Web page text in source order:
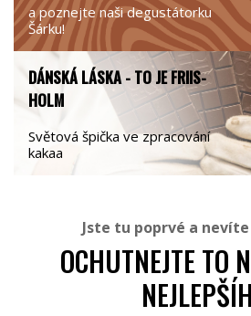
a poznejte naši degustátorku
Šárku!
DÁNSKÁ LÁSKA - TO JE FRIIS-
HOLM
Světová špička ve zpracování
kakaa
Jste tu poprvé a
OCHUTNEJTE TO